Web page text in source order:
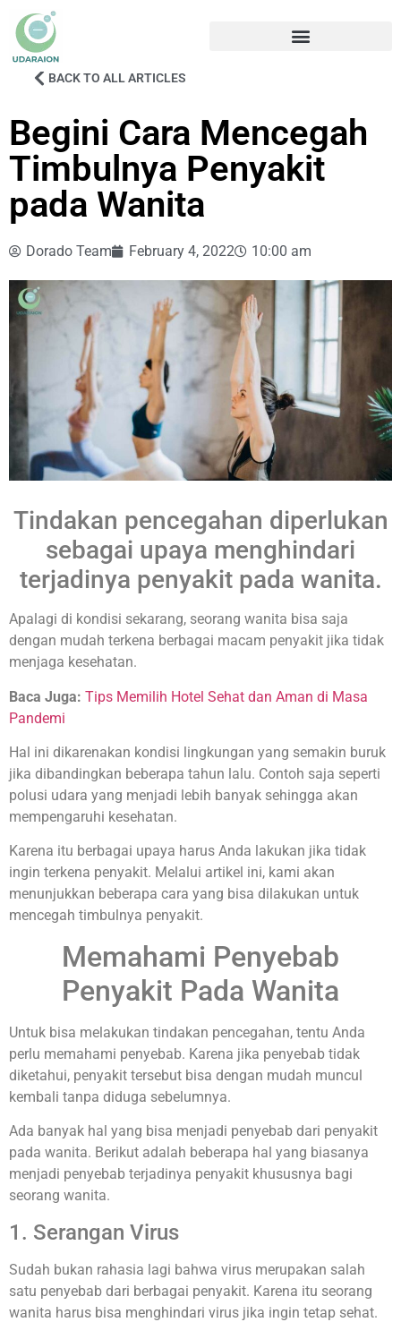
BACK TO ALL ARTICLES
Begini Cara Mencegah
Timbulnya Penyakit
pada Wanita
Dorado Team February 4, 2022 10:00 am
Tindakan pencegahan diperlukan
sebagai upaya menghindari
terjadinya penyakit pada wanita.
Apalagi di kondisi sekarang, seorang wanita bisa saja
dengan mudah terkena berbagai macam penyakit jika tidak
menjaga kesehatan.
Baca Juga: Tips Memilih Hotel Sehat dan Aman di Masa
Pandemi
Hal ini dikarenakan kondisi lingkungan yang semakin buruk
jika dibandingkan beberapa tahun lalu. Contoh saja seperti
polusi udara yang menjadi lebih banyak sehingga akan
mempengaruhi kesehatan.
Karena itu berbagai upaya harus Anda lakukan jika tidak
ingin terkena penyakit. Melalui artikel ini, kami akan
menunjukkan beberapa cara yang bisa dilakukan untuk
mencegah timbulnya penyakit.
Memahami Penyebab
Penyakit Pada Wanita
Untuk bisa melakukan tindakan pencegahan, tentu Anda
perlu memahami penyebab. Karena jika penyebab tidak
diketahui, penyakit tersebut bisa dengan mudah muncul
kembali tanpa diduga sebelumnya.
Ada banyak hal yang bisa menjadi penyebab dari penyakit
pada wanita. Berikut adalah beberapa hal yang biasanya
menjadi penyebab terjadinya penyakit khususnya bagi
seorang wanita.
1. Serangan Virus
Sudah bukan rahasia lagi bahwa virus merupakan salah
satu penyebab dari berbagai penyakit. Karena itu seorang
wanita harus bisa menghindari virus jika ingin tetap sehat.